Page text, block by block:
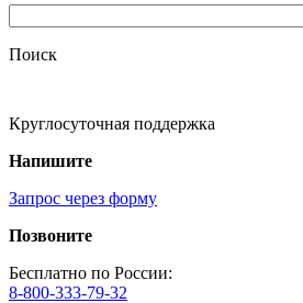
Поиск
Круглосуточная поддержка
Напишите
Запрос через форму
Позвоните
Бесплатно по России:
8-800-333-79-32